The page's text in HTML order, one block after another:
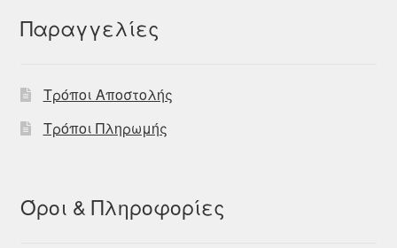
Παραγγελίες
Τρόποι Αποστολής
Τρόποι Πληρωμής
Όροι & Πληροφορίες